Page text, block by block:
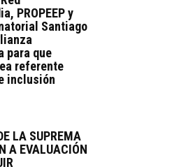
PROPEEP y
Santiago
para que
referente
inclusión
LA SUPREMA
A EVALUACIÓN